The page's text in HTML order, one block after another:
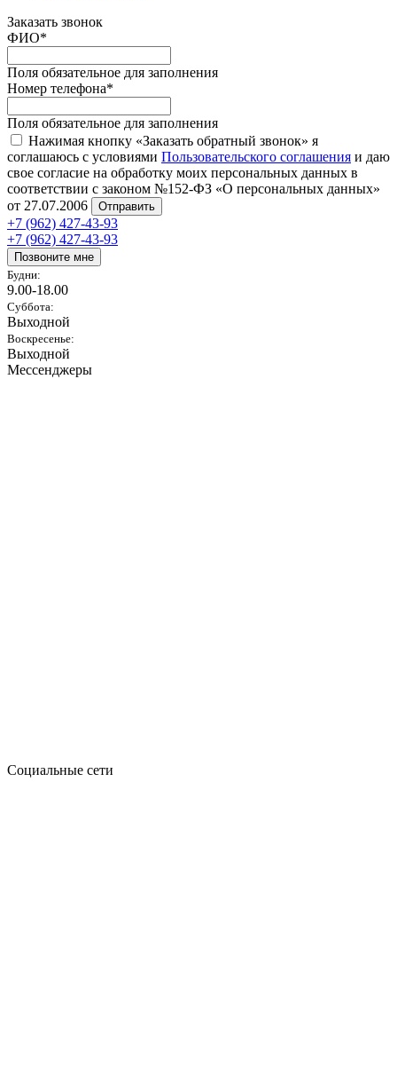
Заказать звонок
ФИО*
Поля обязательное для заполнения
Номер телефона*
Поля обязательное для заполнения
Нажимая кнопку «Заказать обратный звонок» я
соглашаюсь с условиями Пользовательского соглашения и даю
свое согласие на обработку моих персональных данных в
соответствии с законом №152-ФЗ «О персональных данных»
от 27.07.2006
Отправить
+7 (962) 427-43-93
+7 (962) 427-43-93
Позвоните мне
Будни:
9.00-18.00
Суббота:
Выходной
Воскресенье:
Выходной
Мессенджеры
Социальные сети